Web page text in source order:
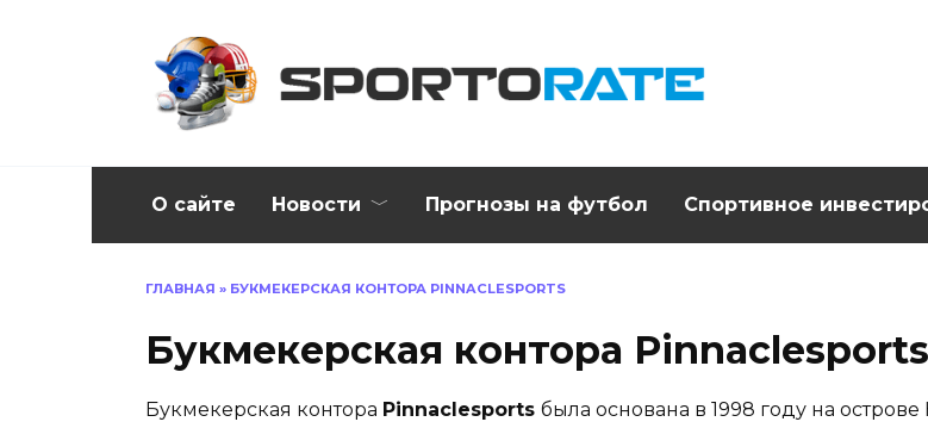
О сайте Новости Прогнозы на футбол Спортивное
ГЛАВНАЯ » БУКМЕКЕРСКАЯ КОНТОРА PINNACLESPORTS
Букмекерская контора Pinnaclesports
Букмекерская контора Pinnaclesports была основана в 1998 году на острове